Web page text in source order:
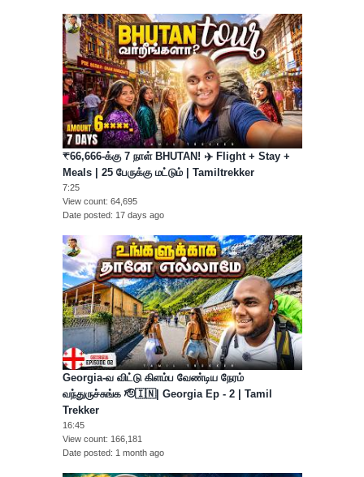
₹66,666-க்கு 7 நாள் BHUTAN! ✈️ Flight + Stay +
Meals | 25 பேருக்கு மட்டும் | Tamiltrekker
7:25
View count 64,695
Date posted
17 days ago
Georgia-வ விட்டு கிளம்ப வேண்டிய நேரம்
வந்துருச்சுங்க 🫡🇮🇳| Georgia Ep - 2 | Tamil
Trekker
16:45
View count
166,181
Date posted
1 month ago